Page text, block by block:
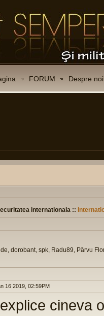
FORUM Despre noi
internationala ::
dorobant, spk, Radu89, Pârvu
16 2019, 02:59PM
cineva